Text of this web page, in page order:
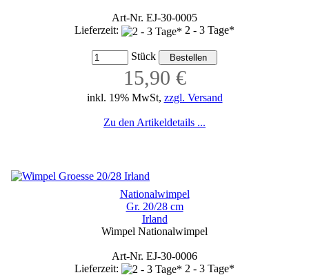
Art-Nr. EJ-30-0005
Lieferzeit:
2 - 3 Tage*
Stück
15,90 €
inkl. 19% MwSt, zzgl. Versand
Zu den Artikeldetails ...
Nationalwimpel
Gr. 20/28 cm
Irland
Wimpel Nationalwimpel
Art-Nr. EJ-30-0006
Lieferzeit:
2 - 3 Tage*